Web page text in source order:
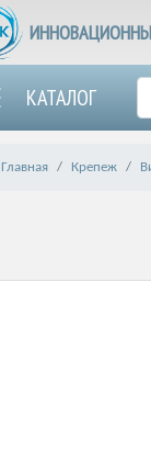
КАТАЛОГ
Главная Крепеж